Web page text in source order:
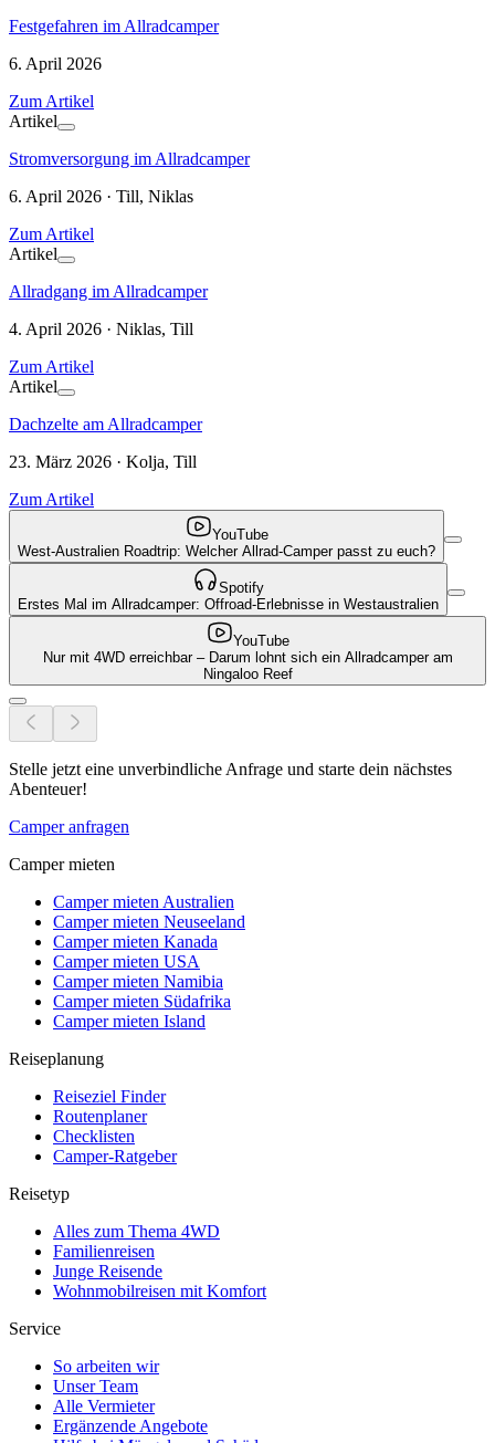
Festgefahren im Allradcamper
6. April 2026
Zum Artikel
Artikel
Stromversorgung im Allradcamper
6. April 2026 · Till, Niklas
Zum Artikel
Artikel
Allradgang im Allradcamper
4. April 2026 · Niklas, Till
Zum Artikel
Artikel
Dachzelte am Allradcamper
23. März 2026 · Kolja, Till
Zum Artikel
YouTube
West-Australien Roadtrip: Welcher Allrad-Camper passt zu euch?
Spotify
Erstes Mal im Allradcamper: Offroad-Erlebnisse in Westaustralien
YouTube
Nur mit 4WD erreichbar – Darum lohnt sich ein Allradcamper am
Ningaloo Reef
Stelle jetzt eine unverbindliche Anfrage und starte dein nächstes
Abenteuer!
Camper anfragen
Camper mieten
Camper mieten Australien
Camper mieten Neuseeland
Camper mieten Kanada
Camper mieten USA
Camper mieten Namibia
Camper mieten Südafrika
Camper mieten Island
Reiseplanung
Reiseziel Finder
Routenplaner
Checklisten
Camper-Ratgeber
Reisetyp
Alles zum Thema 4WD
Familienreisen
Junge Reisende
Wohnmobilreisen mit Komfort
Service
So arbeiten wir
Unser Team
Alle Vermieter
Ergänzende Angebote